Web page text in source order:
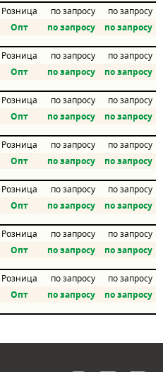
Розница по запросу
по запросу
Опт по запросу по запросу
Розница по запросу
по запросу
Опт по запросу по запросу
Розница по запросу
по запросу
Опт по запросу по запросу
Розница по запросу
по запросу
Опт по запросу по запросу
Розница по запросу
по запросу
Опт по запросу по запросу
Розница по запросу
по запросу
Опт по запросу по запросу
Розница по запросу
по запросу
Опт по запросу по запросу